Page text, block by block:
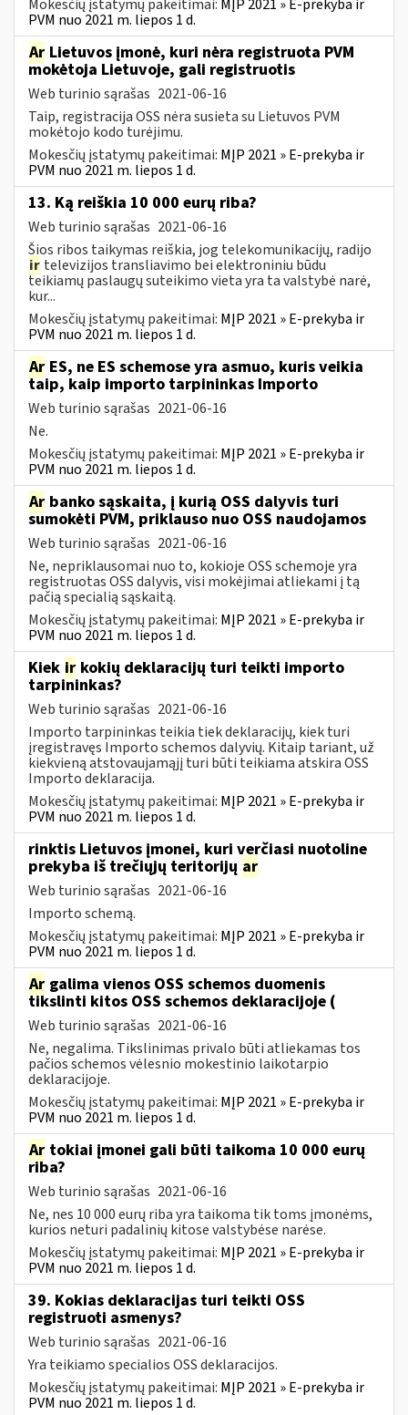
Mokesčių įstatymų pakeitimai: MĮP 2021 » E-prekyba ir
PVM nuo 2021 m. liepos 1 d.
Ar Lietuvos įmonė, kuri nėra registruota PVM
mokėtoja Lietuvoje, gali registruotis
Web turinio sąrašas 2021-06-16
Taip, registracija OSS nėra susieta su Lietuvos PVM
mokėtojo kodo turėjimu.
Mokesčių įstatymų pakeitimai: MĮP 2021 » E-prekyba ir
PVM nuo 2021 m. liepos 1 d.
13. Ką reiškia 10 000 eurų riba?
Web turinio sąrašas 2021-06-16
Šios ribos taikymas reiškia, jog telekomunikacijų, radijo
ir televizijos transliavimo bei elektroniniu būdu
teikiamų paslaugų suteikimo vieta yra ta valstybė narė,
kur...
Mokesčių įstatymų pakeitimai: MĮP 2021 » E-prekyba ir
PVM nuo 2021 m. liepos 1 d.
Ar ES, ne ES schemose yra asmuo, kuris veikia
taip, kaip importo tarpininkas Importo
Web turinio sąrašas 2021-06-16
Ne.
Mokesčių įstatymų pakeitimai: MĮP 2021 » E-prekyba ir
PVM nuo 2021 m. liepos 1 d.
Ar banko sąskaita, į kurią OSS dalyvis turi
sumokėti PVM, priklauso nuo OSS naudojamos
Web turinio sąrašas 2021-06-16
Ne, nepriklausomai nuo to, kokioje OSS schemoje yra
registruotas OSS dalyvis, visi mokėjimai atliekami į tą
pačią specialią sąskaitą.
Mokesčių įstatymų pakeitimai: MĮP 2021 » E-prekyba ir
PVM nuo 2021 m. liepos 1 d.
Kiek ir kokių deklaracijų turi teikti importo
tarpininkas?
Web turinio sąrašas 2021-06-16
Importo tarpininkas teikia tiek deklaracijų, kiek turi
įregistravęs Importo schemos dalyvių. Kitaip tariant, už
kiekvieną atstovaujamąjį turi būti teikiama atskira OSS
Importo deklaracija.
Mokesčių įstatymų pakeitimai: MĮP 2021 » E-prekyba ir
PVM nuo 2021 m. liepos 1 d.
rinktis Lietuvos įmonei, kuri verčiasi nuotoline
prekyba iš trečiųjų teritorijų ar
Web turinio sąrašas 2021-06-16
Importo schemą.
Mokesčių įstatymų pakeitimai: MĮP 2021 » E-prekyba ir
PVM nuo 2021 m. liepos 1 d.
Ar galima vienos OSS schemos duomenis
tikslinti kitos OSS schemos deklaracijoje (
Web turinio sąrašas 2021-06-16
Ne, negalima. Tikslinimas privalo būti atliekamas tos
pačios schemos vėlesnio mokestinio laikotarpio
deklaracijoje.
Mokesčių įstatymų pakeitimai: MĮP 2021 » E-prekyba ir
PVM nuo 2021 m. liepos 1 d.
Ar tokiai įmonei gali būti taikoma 10 000 eurų
riba?
Web turinio sąrašas 2021-06-16
Ne, nes 10 000 eurų riba yra taikoma tik toms įmonėms,
kurios neturi padalinių kitose valstybėse narėse.
Mokesčių įstatymų pakeitimai: MĮP 2021 » E-prekyba ir
PVM nuo 2021 m. liepos 1 d.
39. Kokias deklaracijas turi teikti OSS
registruoti asmenys?
Web turinio sąrašas 2021-06-16
Yra teikiamo specialios OSS deklaracijos.
Mokesčių įstatymų pakeitimai: MĮP 2021 » E-prekyba ir
PVM nuo 2021 m. liepos 1 d.